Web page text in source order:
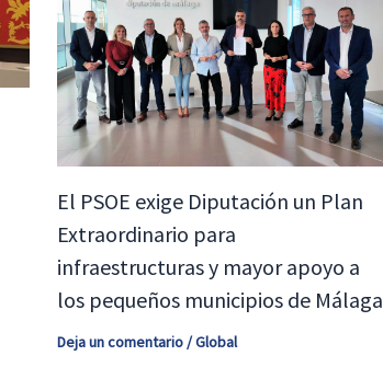
El PSOE exige Diputación un Plan
Extraordinario para
infraestructuras y mayor apoyo a
los pequeños municipios de Málaga
Deja un comentario/Global